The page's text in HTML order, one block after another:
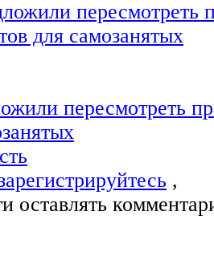
пересмотреть
,
оставлять